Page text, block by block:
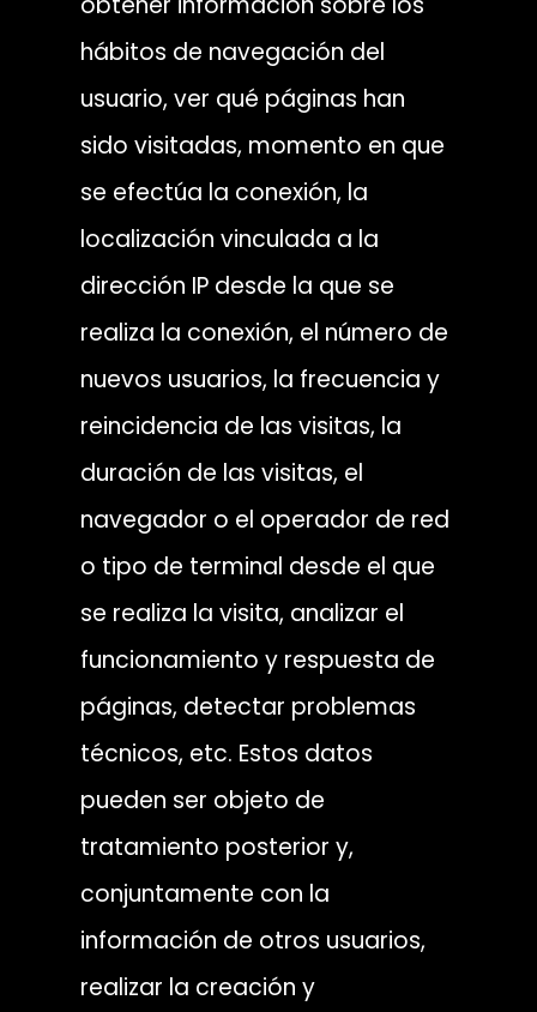
hábitos de navegación del
usuario, ver qué páginas han
sido visitadas, momento en que
se efectúa la conexión, la
localización vinculada a la
dirección IP desde la que se
realiza la conexión, el número de
nuevos usuarios, la frecuencia y
reincidencia de las visitas, la
duración de las visitas, el
navegador o el operador de red
o tipo de terminal desde el que
se realiza la visita, analizar el
funcionamiento y respuesta de
páginas, detectar problemas
técnicos, etc. Estos datos
pueden ser objeto de
tratamiento posterior y,
conjuntamente con la
información de otros usuarios,
realizar la creación y